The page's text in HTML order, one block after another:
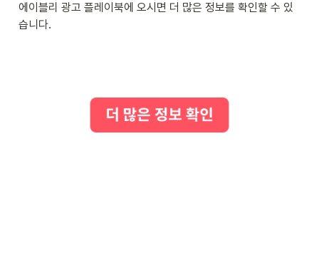
에이블리 광고 플레이북에 오시면 더 많은 정보를 확인할 수 있
습니다.